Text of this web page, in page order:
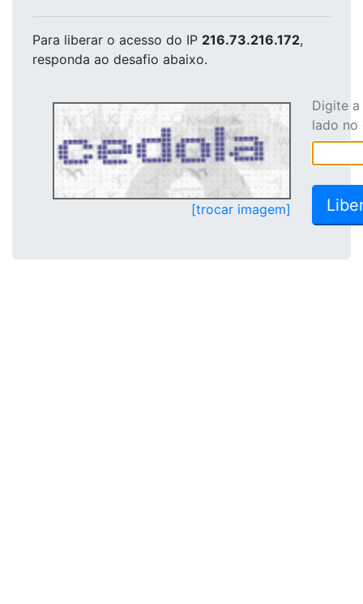
Para liberar o acesso do IP 216.73.216.172,
responda ao desafio abaixo.
[trocar imagem]
Digite
lado no